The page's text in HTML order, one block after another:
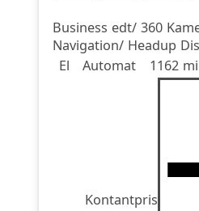
Business edt/ 360
Navigation/ Headup
Drivmedel
El
Drivmedel
Automat
Miltal 1162
årsmodell
Kontantpris